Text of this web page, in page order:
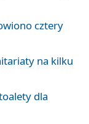
cztery
na kilku
dla